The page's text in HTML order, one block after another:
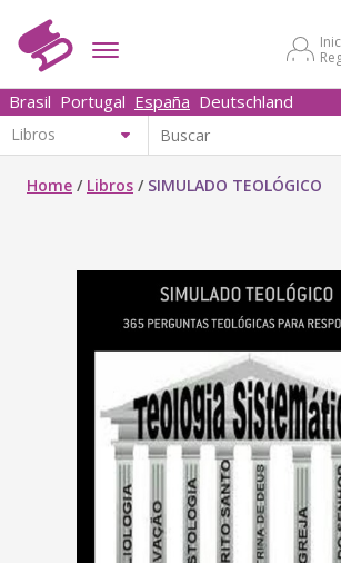
Brasil Portugal España Deutschland
Home / Libros / SIMULADO TEOLÓGICO